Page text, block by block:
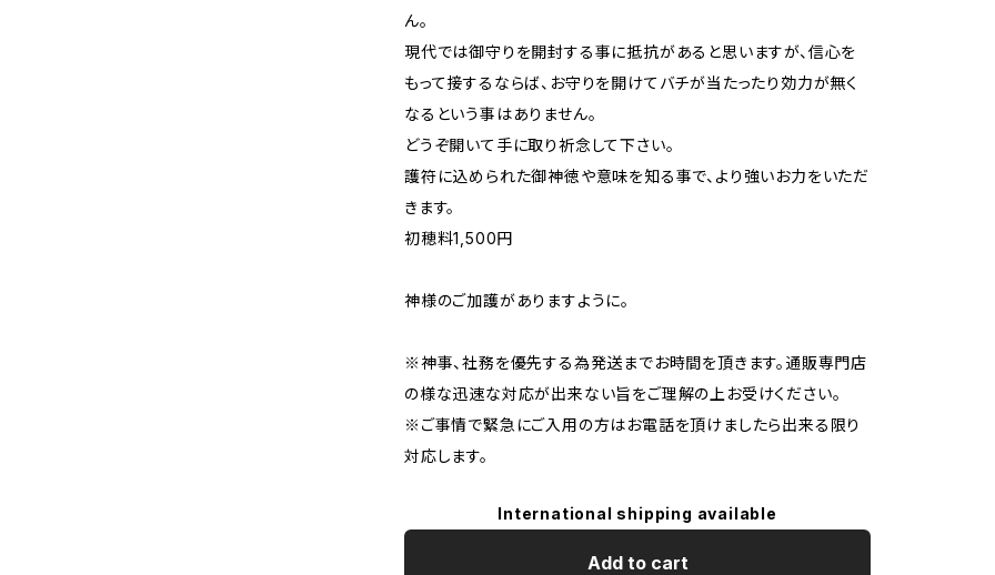
ん。
現代では御守りを開封する事に抵抗があると思いますが、信心を
もって接するならば、お守りを開けてバチが当たったり効力が無く
なるという事はありません。
どうぞ開いて手に取り祈念して下さい。
護符に込められた御神徳や意味を知る事で、より強いお力をいただ
きます。
初穂料1,500円
神様のご加護がありますように。
※神事、社務を優先する為発送までお時間を頂きます。通販専門店
の様な迅速な対応が出来ない旨をご理解の上お受けください。
※ご事情で緊急にご入用の方はお電話を頂けましたら出来る限り
対応します。
International shipping available
Add to cart